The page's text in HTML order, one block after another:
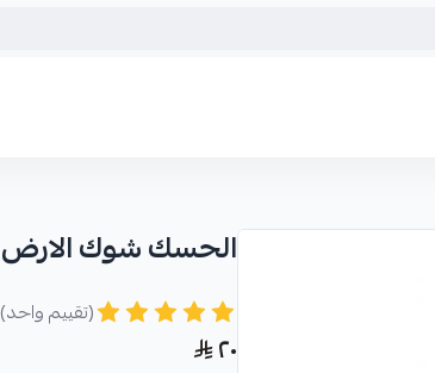
الحسك شوك الارض 100 جرام
(تقييم واحد)
٢٠